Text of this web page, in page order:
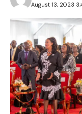
August 13, 2023